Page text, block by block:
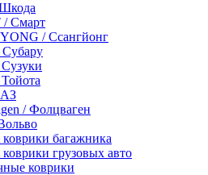
/ Смарт
/ Ссангйонг
Субару
/ Фолцваген
багажника
грузовых авто
коврики